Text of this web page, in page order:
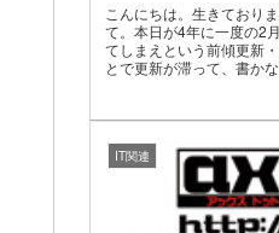
こんにちは。生きており
て。本日が4年に一度の2
てしまえという前傾更新
とで更新が滞って、書か
IT関連